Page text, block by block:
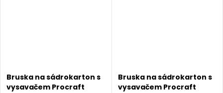
Bruska na sádrokarton s
vysavačem Procraft
Bruska na sádrokarton s
vysavačem Procraft